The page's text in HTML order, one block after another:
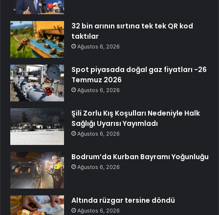
32 bin arının sırtına tek tek QR kod
taktılar
Ağustos 6, 2026
Spot piyasada doğal gaz fiyatları -26
Temmuz 2026
Ağustos 6, 2026
Şili Zorlu Kış Koşulları Nedeniyle Halk
Sağlığı Uyarısı Yayımladı
Ağustos 6, 2026
Bodrum’da Kurban Bayramı Yoğunluğu
Ağustos 6, 2026
Altında rüzgar tersine döndü
Ağustos 6, 2026